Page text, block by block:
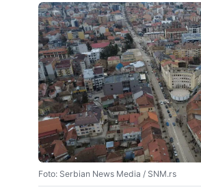
Foto: Serbian News Media / SNM.rs